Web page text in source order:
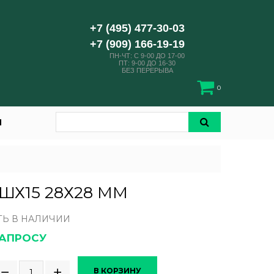
+7 (495) 477-30-03
+7 (909) 166-19-19
ПН-ЧТ: C 9-00 ДО 17-00
ПТ: 9-00 ДО 16-30
БЕЗ ПЕРЕРЫВА
0
28Х28 ММ
В НАЛИЧИИ
В КОРЗИНУ